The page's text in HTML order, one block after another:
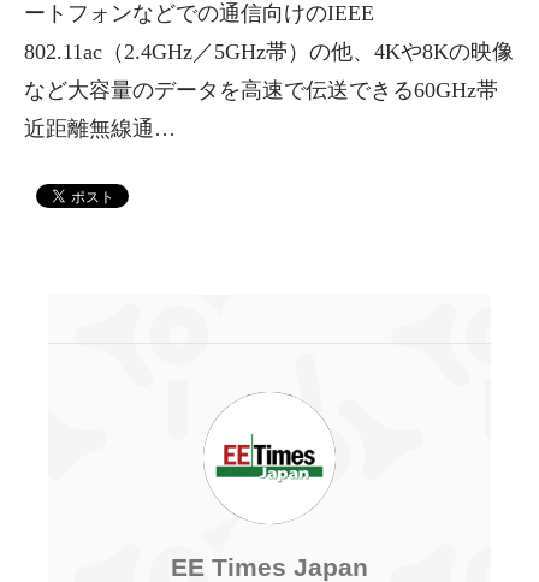
ートフォンなどでの通信向けのIEEE
802.11ac（2.4GHz／5GHz帯）の他、4Kや8Kの映像
など大容量のデータを高速で伝送できる60GHz帯
近距離無線通…
EE Times Japan